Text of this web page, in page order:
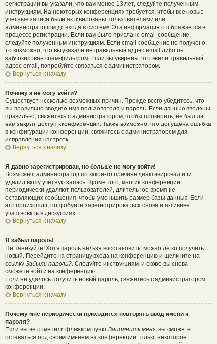
регистрации вы указали, что вам менее 13 лет, следуйте полученным
инструкциям. На некоторых конференциях требуется, чтобы все новые
учётные записи были активированы пользователями или
администратором до входа в систему. Эта информация отображается в
процессе регистрации. Если вам было прислано email-сообщение,
следуйте полученным инструкциям. Если email-сообщение не получено,
то возможно, что вы указали неправильный адрес email либо он
заблокирован спам-фильтром. Если вы уверены, что ввели правильный
адрес email, попробуйте связаться с администратором.
Вернуться к началу
Почему я не могу войти?
Существует несколько возможных причин. Прежде всего убедитесь, что
вы правильно вводите имя пользователя и пароль. Если данные введены
правильно, свяжитесь с администратором, чтобы проверить, не был ли
вам закрыт доступ к конференции. Также возможно, что допущена ошибка
в конфигурации конференции, свяжитесь с администратором для
исправления настроек.
Вернуться к началу
Я давно зарегистрирован, но больше не могу войти!
Возможно, администратор по какой-то причине деактивировал или
удалил вашу учётную запись. Кроме того, многие конференции
периодически удаляют пользователей, длительное время не
оставляющих сообщения, чтобы уменьшить размер базы данных. Если
это произошло, попробуйте зарегистрироваться снова и активнее
участвовать в дискуссиях.
Вернуться к началу
Я забыл пароль!
Не паникуйте! Хотя пароль нельзя восстановить, можно легко получить
новый. Перейдите на страницу входа на конференцию и щёлкните на
ссылку Забыли пароль?. Следуйте инструкциям, и скоро вы снова
сможете войти на конференцию.
Если не удалось получить новый пароль, свяжитесь с администратором
конференции.
Вернуться к началу
Почему мне периодически приходится повторять ввод имени и
пароля?
Если вы не отметили флажком пункт Запомнить меня, вы сможете
оставаться под своим именем на конференции только некоторое